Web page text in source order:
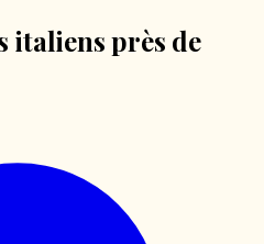
italiens près de